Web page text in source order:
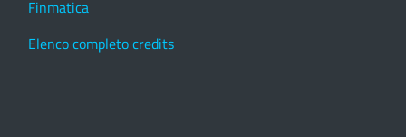
Finmatica
Elenco completo credits